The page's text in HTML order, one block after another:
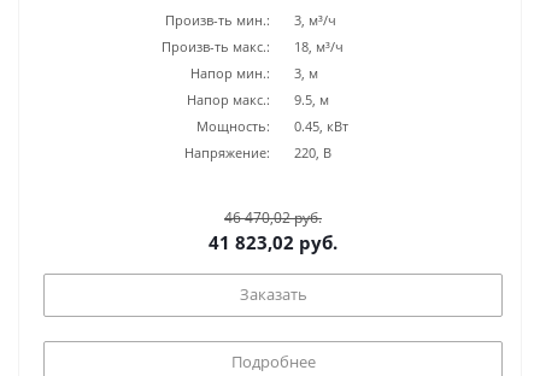
Произв-ть мин.:
3, м³/ч
Произв-ть макс.:
18, м³/ч
Напор мин.:
3, м
Напор макс.:
9.5, м
Мощность:
0.45, кВт
Напряжение:
220, В
46 470,02 руб.
41 823,02 руб.
Заказать
Подробнее